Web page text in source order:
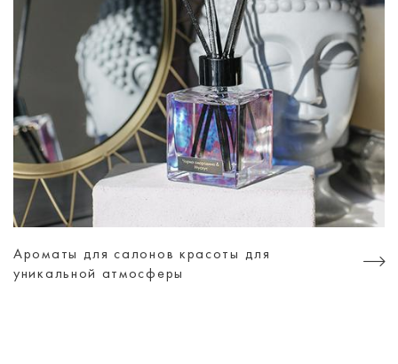
Ароматы для салонов красоты для
уникальной атмосферы